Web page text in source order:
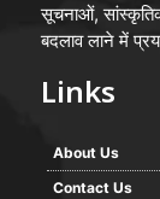
सूचनाओं,
बदलाव लाने में
Links
About Us
Contact Us